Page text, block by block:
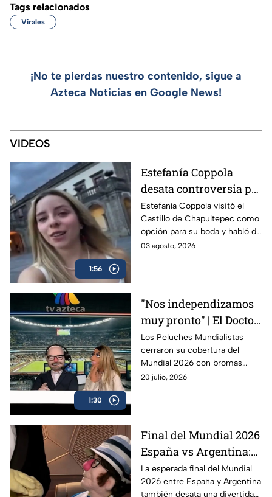
Tags relacionados
Virales
¡No te pierdas nuestro contenido, sigue a
Azteca Noticias en Google News!
VIDEOS
1:56
Estefanía Coppola
desata controversia por
plan de boda en
Castillo de
Chapultepec; INAH
niega que se rente
Estefanía Coppola visitó el
Castillo de Chapultepec como
opción para su boda y habló de
una renta de un millón de
03 agosto, 2026
1:30
"Nos independizamos
muy pronto" | El Doctor
encuentra al culpable
de que México no
festejara con España el
título del Mundial:
Los Peluches Mundialistas
cerraron su cobertura del
Mundial 2026 con bromas
sobre Argentina, España,
20 julio, 2026
Final del Mundial 2026
España vs Argentina:
Duelo entre reyes, visas
y futbol
La esperada final del Mundial
2026 entre España y Argentina
también desata una divertida